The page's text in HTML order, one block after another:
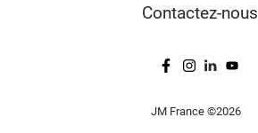
Contactez-nous
JM France ©2026